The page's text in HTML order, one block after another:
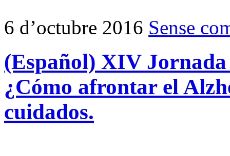
6 d’octubre 2016 Sense
(Español) XIV Jornada
¿Cómo afrontar el
cuidados.